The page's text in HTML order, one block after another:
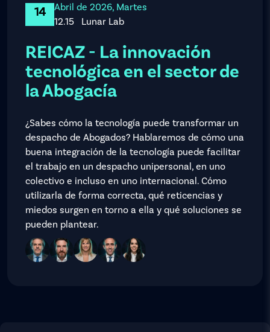
14
Abril de 2026, Martes
12.15
Lunar Lab
REICAZ - La innovación
tecnológica en el sector de
la Abogacía
¿Sabes cómo la tecnología puede transformar un
despacho de Abogados? Hablaremos de cómo una
buena integración de la tecnología puede facilitar
el trabajo en un despacho unipersonal, en uno
colectivo e incluso en uno internacional. Cómo
utilizarla de forma correcta, qué reticencias y
miedos surgen en torno a ella y qué soluciones se
pueden plantear.